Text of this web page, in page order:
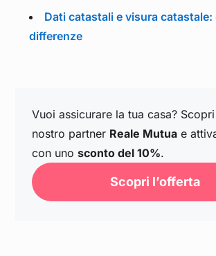
Dati catastali e visura catastale:
differenze
Vuoi assicurare la tua casa?
nostro partner Reale Mutua e
con unosconto del 10%.
Scopri l’offerta